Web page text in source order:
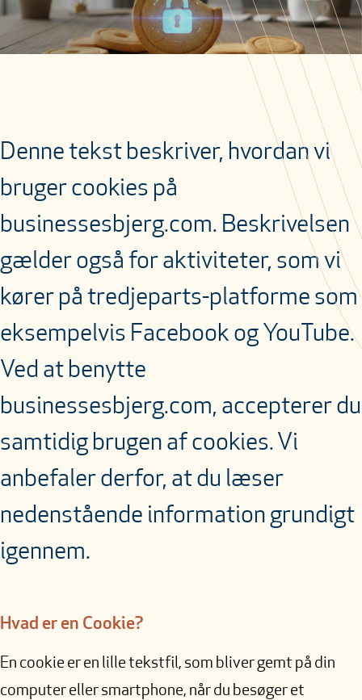
Denne tekst beskriver, hvordan vi
bruger cookies på
businessesbjerg.com. Beskrivelsen
gælder også for aktiviteter, som vi
kører på tredjeparts-platforme som
eksempelvis Facebook og YouTube.
Ved at benytte
businessesbjerg.com, accepterer du
samtidig brugen af cookies. Vi
anbefaler derfor, at du læser
nedenstående information grundigt
igennem.
Hvad er en Cookie?
En cookie er en lille tekstfil, som bliver gemt på din
computer eller smartphone, når du besøger et